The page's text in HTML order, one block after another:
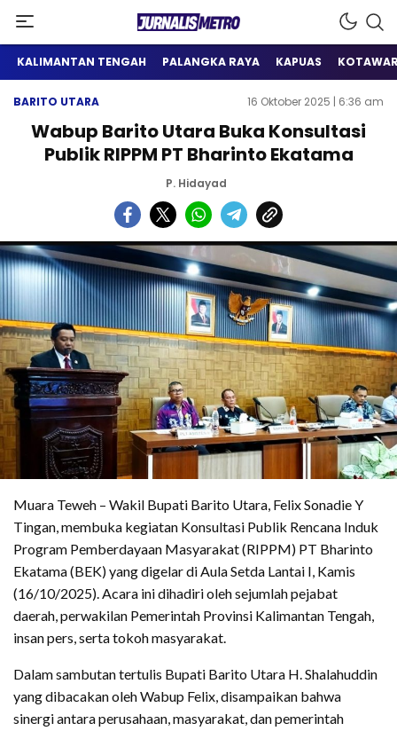
Jurnalis Metro
Satu Wadah Informasi
KALIMANTAN TENGAH PALANGKA RAYA KAPUAS
BARITO UTARA 16 Oktober 2025 | 6:36 am
Wabup Barito Utara Buka Konsultasi
Publik RIPPM PT Bharinto Ekatama
P. Hidayad
Muara Teweh – Wakil Bupati Barito Utara, Felix Sonadie Y
Tingan, membuka kegiatan Konsultasi Publik Rencana Induk
Program Pemberdayaan Masyarakat (RIPPM) PT Bharinto
Ekatama (BEK) yang digelar di Aula Setda Lantai I, Kamis
(16/10/2025). Acara ini dihadiri oleh sejumlah pejabat
daerah, perwakilan Pemerintah Provinsi Kalimantan Tengah,
insan pers, serta tokoh masyarakat.
Dalam sambutan tertulis Bupati Barito Utara H. Shalahuddin
yang dibacakan oleh Wabup Felix, disampaikan bahwa
sinergi antara perusahaan, masyarakat, dan pemerintah